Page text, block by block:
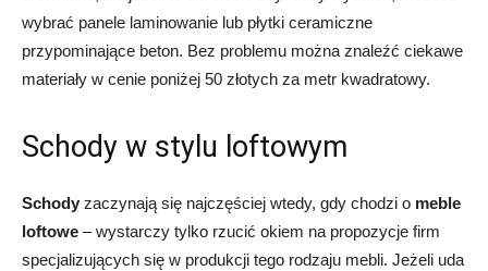
wybrać panele laminowanie lub płytki ceramiczne
przypominające beton. Bez problemu można znaleźć ciekawe
materiały w cenie poniżej 50 złotych za metr kwadratowy.
Schody w stylu loftowym
Schody zaczynają się najczęściej wtedy, gdy chodzi o meble
loftowe – wystarczy tylko rzucić okiem na propozycje firm
specjalizujących się w produkcji tego rodzaju mebli. Jeżeli uda